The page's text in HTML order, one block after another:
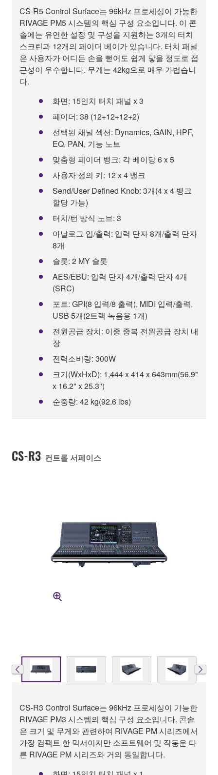
CS-R5 Control Surface는 96kHz 프로세싱이 가능한
RIVAGE PM5 시스템의 핵심 구성 요소입니다. 이 콘
솔에는 유연한 설정 및 구성을 지원하는 3개의 터치
스크린과 12개의 페이더 베이가 있습니다. 터치 패널
은 사용자가 어디든 손을 뻗어도 쉽게 닿을 정도로 접
근성이 우수합니다. 무게는 42kg으로 매우 가볍습니
다.
화면: 15인치 터치 패널 x 3
페이더: 38 (12+12+12+2)
선택된 채널 섹션: Dynamics, GAIN, HPF,
EQ, PAN, 기능 노브
맞춤형 페이더 뱅크: 각 베이당 6 x 5
사용자 정의 키: 12 x 4 뱅크
Send/User Defined Knob: 3개(4 x 4 뱅크
할당 가능)
터치/턴 방식 노브: 3
아날로그 입/출력: 입력 단자 8개/출력 단자
8개
슬롯: 2 MY 슬롯
AES/EBU: 입력 단자 4개/출력 단자 4개
(SRC)
포트: GPI(8 입력/8 출력), MIDI 입력/출력,
USB 5개(2트랙 녹음용 1개)
전원공급 장치: 이중 중복 전원공급 장치 내
장
전력소비량: 300W
크기(WxHxD): 1,444 x 414 x 643mm(56.9"
x 16.2" x 25.3")
순중량: 42 kg(92.6 lbs)
CS-R3 컨트롤 서페이스
CS-R3 Control Surface는 96kHz 프로세싱이 가능한
RIVAGE PM3 시스템의 핵심 구성 요소입니다. 콘솔
은 크기 및 무게와 관련하여 RIVAGE PM 시리즈에서
가장 컴팩트 한 믹서이지만 소프트웨어 및 작동은 다
른 RIVAGE PM 시리즈와 거의 동일합니다.